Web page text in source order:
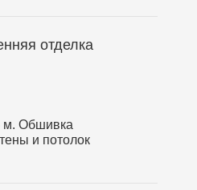
отделка
м. Обшивка
и потолок